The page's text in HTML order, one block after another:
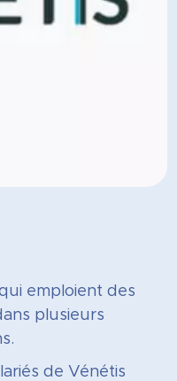
emploient des
plusieurs
de Vénétis